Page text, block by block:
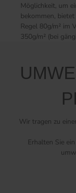
Möglichkeit, um
bekommen,
Regel 80g/m² im
350g/m² (bei
Wir tragen zu
Erhalten Sie